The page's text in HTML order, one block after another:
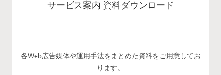
サービス案内 資料ダウンロード
各Web広告媒体や運用手法をまとめた資料をご用意してお
ります。